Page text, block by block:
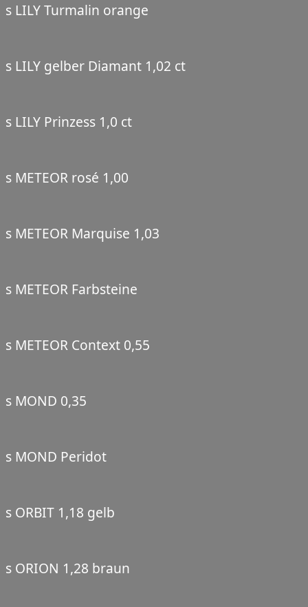
s LILY Turmalin orange
s LILY gelber Diamant 1,02 ct
s LILY Prinzess 1,0 ct
s METEOR rosé 1,00
s METEOR Marquise 1,03
s METEOR Farbsteine
s METEOR Context 0,55
s MOND 0,35
s MOND Peridot
s ORBIT 1,18 gelb
s ORION 1,28 braun